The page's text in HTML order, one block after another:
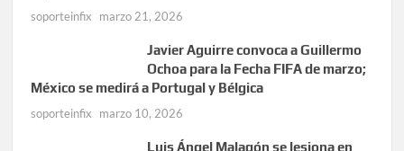
soporteinfix marzo 21, 2026
Javier Aguirre convoca a Guillermo
Ochoa para la Fecha FIFA de marzo;
México se medirá a Portugal y Bélgica
soporteinfix marzo 10, 2026
Luis Ángel Malagón se lesiona en